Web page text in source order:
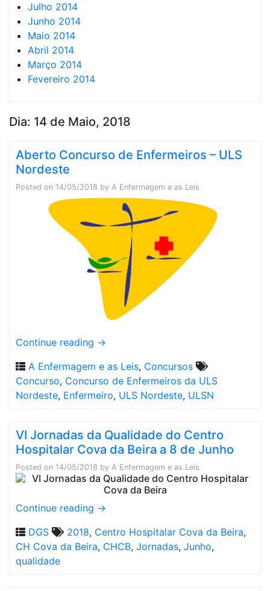
Julho 2014
Junho 2014
Maio 2014
Abril 2014
Março 2014
Fevereiro 2014
Dia: 14 de Maio, 2018
Aberto Concurso de Enfermeiros – ULS
Nordeste
Posted on 14/05/2018 by A Enfermagem e as Leis
Continue reading →
A Enfermagem e as Leis, Concursos
Concurso, Concurso de Enfermeiros da ULS
Nordeste, Enfermeiro, ULS Nordeste, ULSN
VI Jornadas da Qualidade do Centro
Hospitalar Cova da Beira a 8 de Junho
Posted on 14/05/2018 by A Enfermagem e as Leis
Continue reading →
DGS
2018, Centro Hospitalar Cova da Beira,
CH Cova da Beira, CHCB, Jornadas, Junho,
qualidade